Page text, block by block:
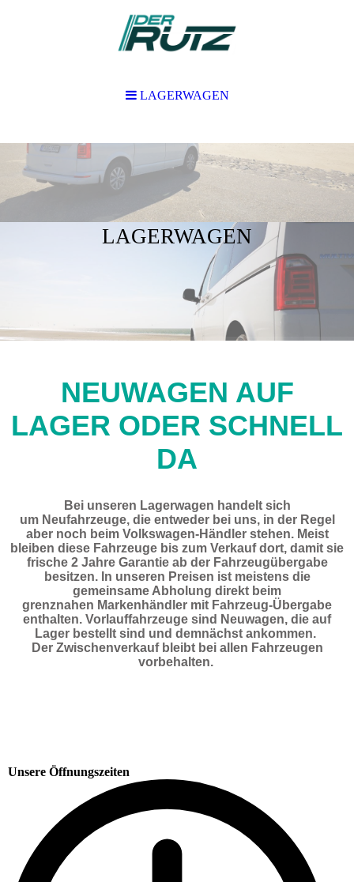
LAGERWAGEN
NEUWAGEN AUF
LAGER ODER SCHNELL
DA
Bei unseren Lagerwagen handelt sich
um Neufahrzeuge, die entweder bei uns, in der Regel
aber noch beim Volkswagen-Händler stehen. Meist
bleiben diese Fahrzeuge bis zum Verkauf dort, damit sie
frische 2 Jahre Garantieab der Fahrzeugübergabe
besitzen. In unseren Preisen ist meistens die
gemeinsame Abholung direkt beim
grenznahen Markenhändler mit Fahrzeug-Übergabe
enthalten. Vorlauffahrzeuge sind Neuwagen, die auf
Lager bestellt sind und demnächst ankommen.
Der Zwischenverkauf bleibt bei allen Fahrzeugen
vorbehalten.
Unsere Öffnungszeiten
LAGERWAGEN